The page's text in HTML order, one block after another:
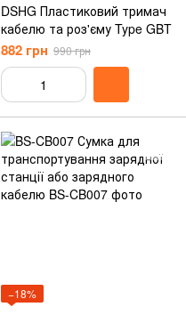
DSHG Пластиковий тримач
кабелю та роз'єму Type GBT
882 грн 990 грн
−18%